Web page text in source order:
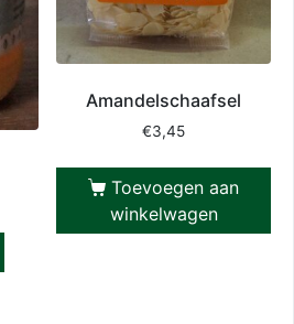
Amandelschaafsel
€3,45
Toevoegen aan
winkelwagen